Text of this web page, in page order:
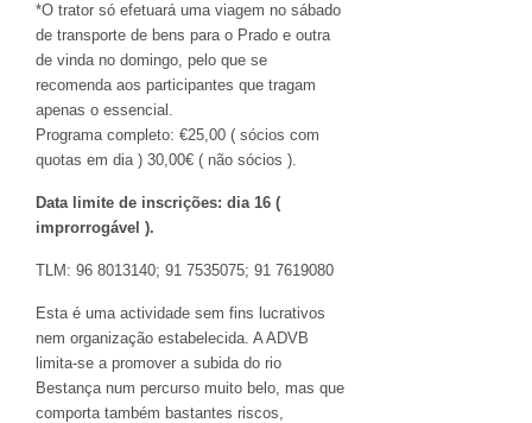
*O trator só efetuará uma viagem no sábado
de transporte de bens para o Prado e outra
de vinda no domingo, pelo que se
recomenda aos participantes que tragam
apenas o essencial.
Programa completo: €25,00 ( sócios com
quotas em dia ) 30,00€ ( não sócios ).
Data limite de inscrições: dia 16 (
improrrogável ).
TLM: 96 8013140; 91 7535075; 91 7619080
Esta é uma actividade sem fins lucrativos
nem organização estabelecida. A ADVB
limita-se a promover a subida do rio
Bestança num percurso muito belo, mas que
comporta também bastantes riscos,